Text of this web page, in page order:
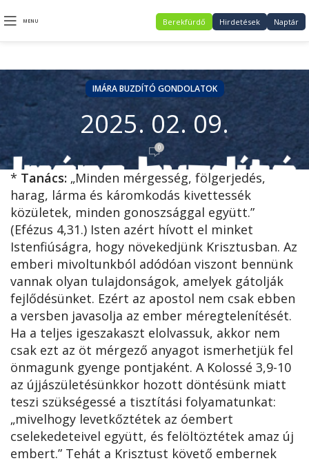
MENU Berekfürdő Hirdetések Naptár
IMÁRA BUZDÍTÓ GONDOLATOK
2025. 02. 09.
0
* Tanács: „Minden mérgesség, fölgerjedés,
harag, lárma és káromkodás kivettessék
közületek, minden gonoszsággal együtt.”
(Efézus 4,31.) Isten azért hívott el minket
Istenfiúságra, hogy növekedjünk Krisztusban. Az
emberi mivoltunkból adódóan viszont bennünk
vannak olyan tulajdonságok, amelyek gátolják
fejlődésünket. Ezért az apostol nem csak ebben
a versben javasolja az ember méregtelenítését.
Ha a teljes igeszakaszt elolvassuk, akkor nem
csak ezt az öt mérgező anyagot ismerhetjük fel
önmagunk gyenge pontjaként. A Kolossé 3,9-10
az újjászületésünkkor hozott döntésünk miatt
teszi szükségessé a tisztítási folyamatunkat:
„mivelhogy levetkőztétek az óembert
cselekedeteivel együtt, és felöltöztétek amaz új
embert.” Tehát a Krisztust követő embernek